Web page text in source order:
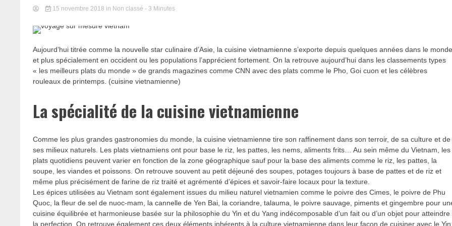
15 novembre 2018 in Non classé - 3 Minutes
Aujourd’hui titrée comme la nouvelle star culinaire d’Asie, la cuisine vietnamienne s’exporte depuis quelques années dans le
et plus spécialement en occident ou les populations l’apprécient fortement. On la retrouve aujourd’hui dans les classements types
« les meilleurs plats du monde » de grands magazines comme CNN avec des plats comme le Pho, Goi cuon et les célèbres
rouleaux de printemps. (cuisine vietnamienne)
La spécialité de la cuisine vietnamienne
Comme les plus grandes gastronomies du monde, la cuisine vietnamienne tire son raffinement dans son terroir, de sa culture et de
ses milieux naturels. Les plats vietnamiens ont pour base le riz, les pattes, les nems, aliments frits… Au sein même du Vietnam, les
plats quotidiens peuvent varier en fonction de la zone géographique sauf pour la base des aliments comme le riz, les pattes, la
soupe, les viandes et poissons. On retrouve souvent au petit déjeuné des soupes, potages toujours à base de pattes et de riz et
même plus précisément de farine de riz traité et agrémenté d’épices et savoir-faire locaux pour la texture.
Les épices utilisées au Vietnam sont également issues du milieu naturel vietnamien comme le poivre des Cimes, le poivre de Phu
Quoc, la fleur de sel de nuoc-mam, la cannelle de Yen Bai, la coriandre, talauma, le poivre sauvage, piments et gingembre pour
cuisine équilibrée et harmonieuse basée sur la philosophie du Yin et du Yang indécomposable d’un fait ou d’un objet pour atteindre
la perfection. On retrouve également ces deux éléments inhérents à la culture vietnamienne dans leur façon de cuisiner avec le Yin